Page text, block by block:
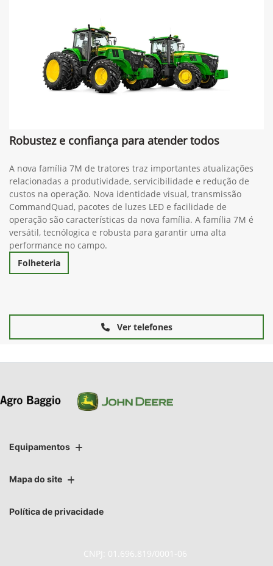
Robustez e confiança para atender todos
A nova família 7M de tratores traz importantes atualizações
relacionadas a produtividade, servicibilidade e redução de
custos na operação. Nova identidade visual, transmissão
CommandQuad, pacotes de luzes LED e facilidade de
operação são características da nova família. A família 7M é
versátil, tecnólogica e robusta para garantir uma alta
performance no campo.
Folheteria
Ver telefones
Equipamentos
Mapa do site
Política de privacidade
CNPJ: 01.696.819/0001-06